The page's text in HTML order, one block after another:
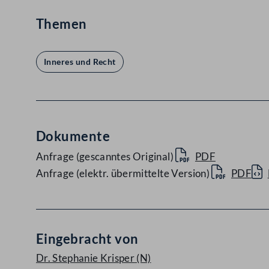
Themen
Inneres und Recht
Dokumente
Anfrage (gescanntes Original)
PDF
Anfrage (elektr. übermittelte Version)
PDF
Eingebracht von
Dr. Stephanie Krisper(N)